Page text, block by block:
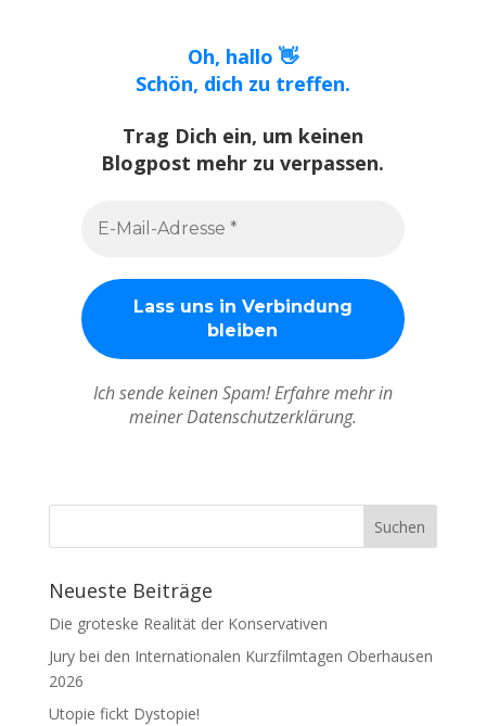
Oh, hallo 👋
Schön, dich zu treffen.
Trag Dich ein, um keinen
Blogpost mehr zu verpassen.
Ich sende keinen Spam! Erfahre mehr in
meiner Datenschutzerklärung.
Neueste Beiträge
Die groteske Realität der Konservativen
Jury bei den Internationalen Kurzfilmtagen Oberhausen
2026
Utopie fickt Dystopie!